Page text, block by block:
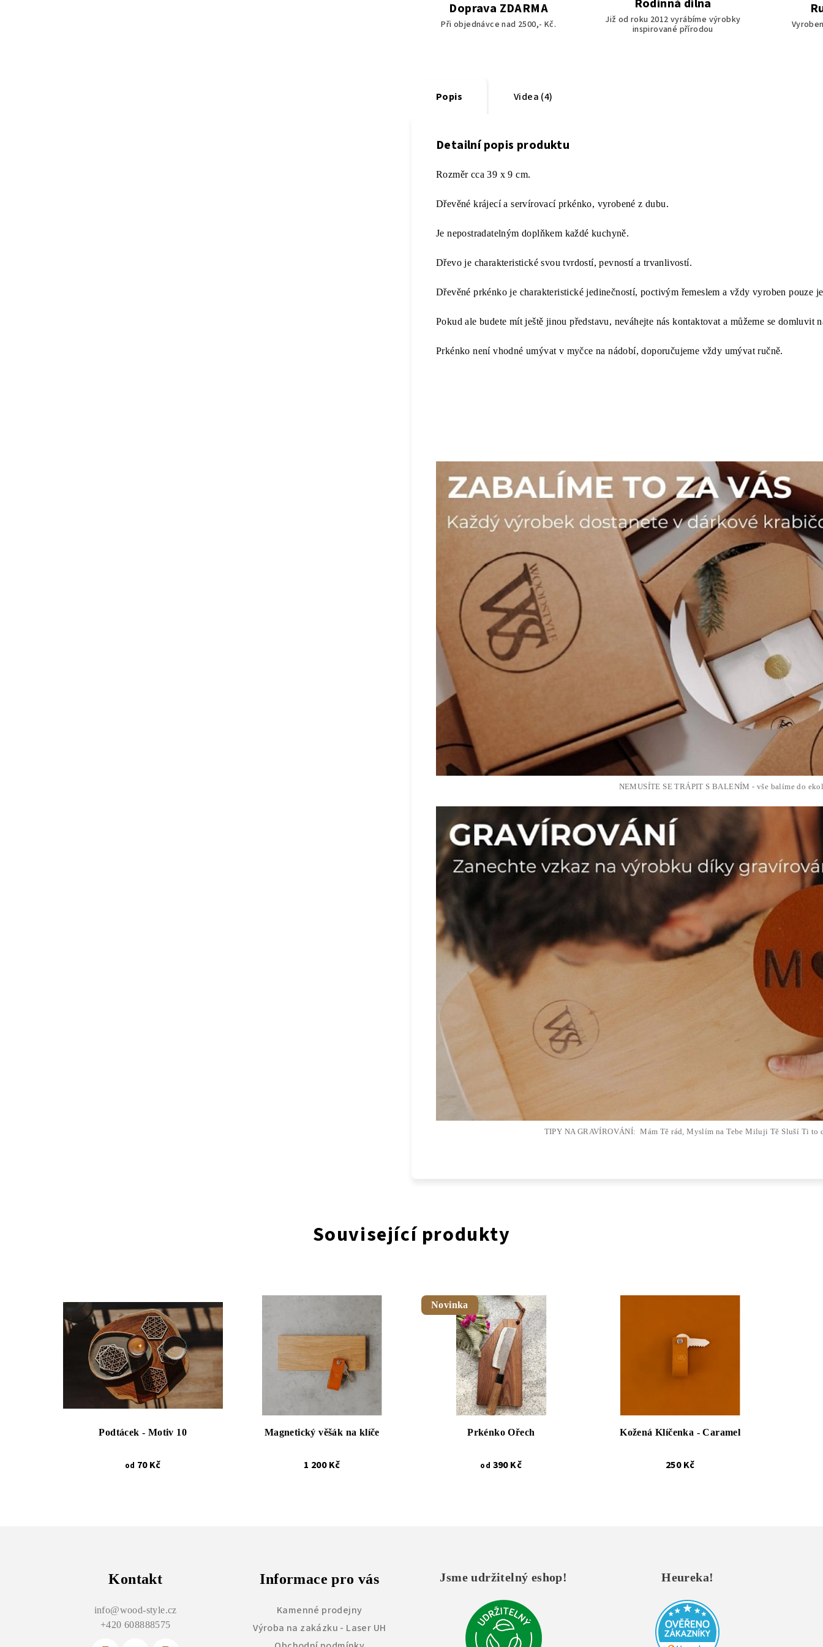
Doprava ZDARMA
Při objednávce nad 2500,- Kč.
Rodinná dílna
Již od roku 2012 vyrábíme výrobky
inspirované přírodou
Popis Videa (4)
Detailní popis produktu
Rozměr cca 39 x 9 cm.
Dřevěné krájecí a servírovací prkénko, vyrobené z dubu.
Je nepostradatelným doplňkem každé kuchyně.
Dřevo je charakteristické svou tvrdostí, pevností a trvanlivostí.
Dřevěné prkénko je charakteristické jedinečností, poctivým řemeslem a vždy vyroben pouze
Pokud ale budete mít ještě jinou představu, neváhejte nás kontaktovat a můžeme se domluvit
Prkénko není vhodné umývat v myčce na nádobí, doporučujeme vždy umývat ručně.
NEMUSÍTE SE TRÁPIT S BALENÍM - vše balíme do
TIPY NA GRAVÍROVÁNÍ: Mám Tě rád, Myslím na Tebe Miluji Tě Sluší Ti to
Související produkty
Podtácek - Motiv 10
od 70 Kč
Magnetický věšák na klíče
1 200 Kč
Novinka
Prkénko Ořech
od 390 Kč
Kožená Klíčenka - Caramel
250 Kč
Kontakt
info@wood-style.cz
+420 608888575
Informace pro vás
Kamenné prodejny
Výroba na zakázku - Laser UH
Jsme udržitelný eshop! Heureka!